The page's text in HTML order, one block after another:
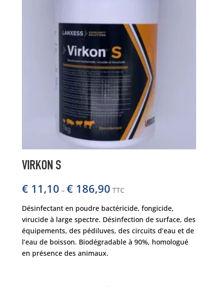
VIRKON S
€ 11,10 – € 186,90 TTC
Désinfectant en poudre bactéricide, fongicide,
virucide à large spectre. Désinfection de surface, des
équipements, des pédiluves, des circuits d’eau et de
l’eau de boisson. Biodégradable à 90%, homologué
en présence des animaux.